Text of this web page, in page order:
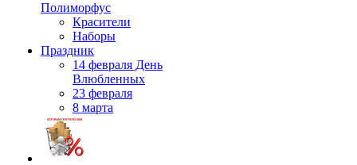
Полиморфус
Красители
Наборы
Праздник
14 февраля День
Влюбленных
23 февраля
8 марта